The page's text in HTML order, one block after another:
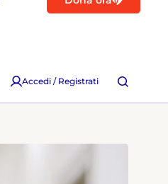
Accedi / Registrati